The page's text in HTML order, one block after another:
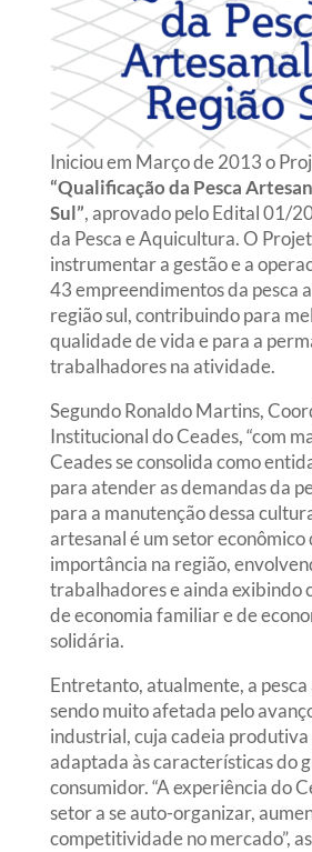
Iniciou em Março de 2013 o
“Qualificação da Pesca
Sul”, aprovado pelo Edital 01/
da Pesca e Aquicultura. O
instrumentar a gestão e a
43 empreendimentos da pesca
região sul, contribuindo para
qualidade de vida e para a
trabalhadores na atividade.
Segundo Ronaldo Martins,
Institucional do Ceades, “com
Ceades se consolida como
para atender as demandas da
para a manutenção dessa
artesanal é um setor econômico
importância na região,
trabalhadores e ainda exibindo
de economia familiar e de
solidária.
Entretanto, atualmente, a
sendo muito afetada pelo
industrial, cuja cadeia produtiva
adaptada às características do
consumidor. “A experiência do
setor a se auto-organizar,
competitividade no mercado”,